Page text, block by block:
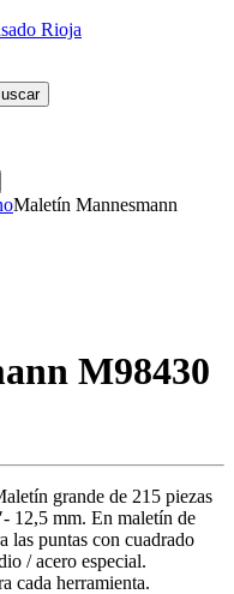
Maletín Mannesmann
M98430
grande de 215 piezas
12,5 mm. En maletín de
las puntas con cuadrado
/ acero especial.
cada herramienta.